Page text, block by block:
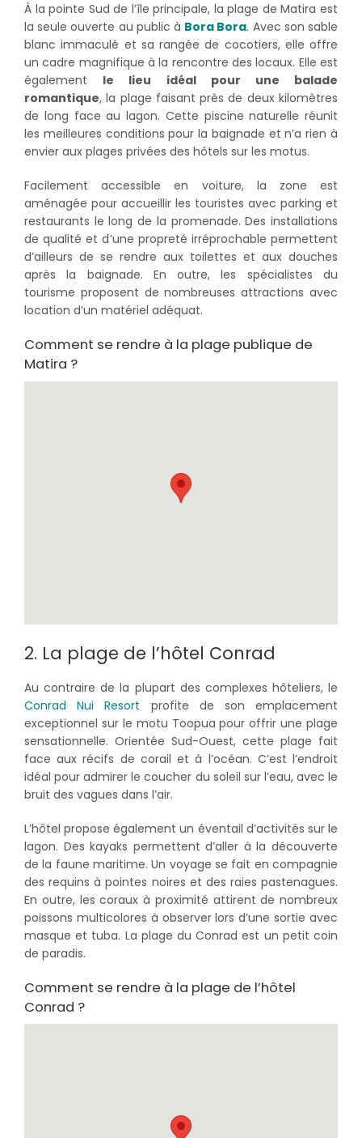
À la pointe Sud de l’île principale, la plage de Matira est
la seule ouverte au public à Bora Bora. Avec son sable
blanc immaculé et sa rangée de cocotiers, elle offre
un cadre magnifique à la rencontre des locaux. Elle est
également le lieu idéal pour une balade
romantique, la plage faisant près de deux kilomètres
de long face au lagon. Cette piscine naturelle réunit
les meilleures conditions pour la baignade et n’a rien à
envier aux plages privées des hôtels sur les motus.
Facilement accessible en voiture, la zone est
aménagée pour accueillir les touristes avec parking et
restaurants le long de la promenade. Des installations
de qualité et d’une propreté irréprochable permettent
d’ailleurs de se rendre aux toilettes et aux douches
après la baignade. En outre, les spécialistes du
tourisme proposent de nombreuses attractions avec
location d’un matériel adéquat.
Comment se rendre à la plage publique de
Matira ?
2. La plage de l’hôtel Conrad
Au contraire de la plupart des complexes hôteliers, le
Conrad Nui Resort profite de son emplacement
exceptionnel sur le motu Toopua pour offrir une plage
sensationnelle. Orientée Sud-Ouest, cette plage fait
face aux récifs de corail et à l’océan. C’est l’endroit
idéal pour admirer le coucher du soleil sur l’eau, avec le
bruit des vagues dans l’air.
L’hôtel propose également un éventail d’activités sur le
lagon. Des kayaks permettent d’aller à la découverte
de la faune maritime. Un voyage se fait en compagnie
des requins à pointes noires et des raies pastenagues.
En outre, les coraux à proximité attirent de nombreux
poissons multicolores à observer lors d’une sortie avec
masque et tuba. La plage du Conrad est un petit coin
de paradis.
Comment se rendre à la plage de l’hôtel
Conrad ?